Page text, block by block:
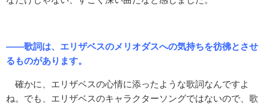
――歌詞は、エリザベスのメリオダスへの気持ちを彷彿とさせ
るものがあります。
確かに、エリザベスの心情に添ったような歌詞なんですよ
ね。でも、エリザベスのキャラクターソングではないので、歌